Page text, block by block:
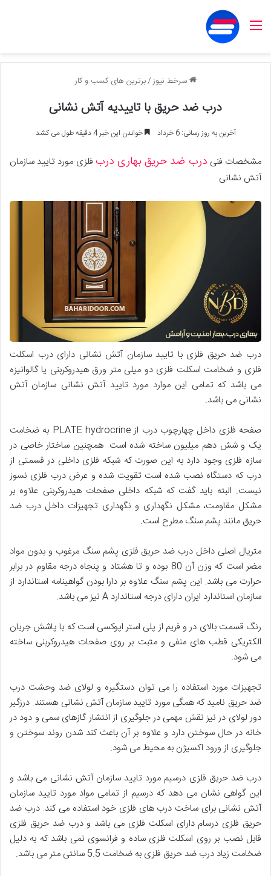
منو
سرخط نیوز/برترین های کسب و کار
درب ضد حریق با تاییدیه آتش نشانی
آخرین به روز رسانی: 6 خرداد خواندن این خبر 4 دقیقه طول می کشد
مشخصات فنی درب ضد حریق بهاری درب فلزی مورد تایید سازمان
آتش نشانی
درب ضد حریق فلزی با تایید سازمان آتش نشانی دارای درب اسکلت
فلزی و ضخامت اسکلت فلزی دو میلی متر ورق هیدروکربنی یا گالوانیزه
می باشد که تمامی این موارد مورد تایید آتش نشانی سازمان آتش
نشانی می باشد.
صفحه فلزی داخل چهارچوب درب از PLATE hydrocrine به ضخامت
یک و شش دهم میلیون ساخته شده است. همچنین ساختار خاصی در
سازه فلزی وجود دارد به این صورت که شبکه فلزی داخلی در قسمتی از
درب که دستگاه نصب شده است تقویت شده و عرض درب فلزی نسوز
نیست. البته باید گفت که شبکه داخلی صفحات هیدروکربنی علاوه بر
مشکل مقاومت، مشکل نگهداری و نگهداری تجهیزات داخل درب ضد
حریق مانند پشم سنگ مطرح است.
متریال اصلی داخل درب ضد حریق فلزی پشم سنگ مرغوب و بدون مواد
مضر است که وزن آن 80 بوده و تا هشتاد و پنجاه درجه مقاوم در برابر
حرارت می باشد. این پشم سنگ علاوه بر دارا بودن گواهینامه استاندارد از
سازمان استاندارد ایران دارای درجه استاندارد A نیز می باشد.
رنگ قسمت بالای در و فریم از پلی استر اپوکسی است که با پاشش جریان
الکتریکی قطب های منفی و مثبت بر روی صفحات هیدروکربنی ساخته
می شود.
تجهیزات مورد استفاده را می توان دستگیره و لولای ضد وحشت درب
ضد حریق نامید که همگی مورد تایید سازمان آتش نشانی هستند. درزگیر
دور لولای در نیز نقش مهمی در جلوگیری از انتشار گازهای سمی و دود در
خانه در حال سوختن دارد و علاوه بر آن باعث کند شدن روند سوختن و
جلوگیری از ورود اکسیژن به محیط می شود.
درب ضد حریق فلزی درسیم مورد تایید سازمان آتش نشانی می باشد و
این گواهی نشان می دهد که درسیم از تمامی مواد مورد تایید سازمان
آتش نشانی برای ساخت درب های فلزی خود استفاده می کند. درب ضد
حریق فلزی درسام دارای اسکلت فلزی می باشد و درب ضد حریق فلزی
قابل نصب بر روی اسکلت فلزی ساده و فرانسوی نمی باشد که به دلیل
ضخامت زیاد درب ضد حریق فلزی به ضخامت 5.5 سانتی متر می باشد.